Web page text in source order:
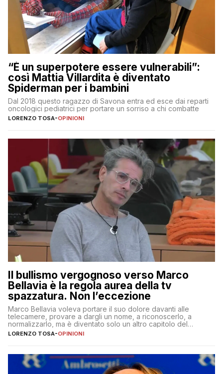
“È un superpotere essere vulnerabili”:
così Mattia Villardita è diventato
Spiderman per i bambini
Dal 2018 questo ragazzo di Savona entra ed esce dai reparti
oncologici pediatrici per portare un sorriso a chi combatte
LORENZO TOSA-OPINIONI
Il bullismo vergognoso verso Marco
Bellavia è la regola aurea della tv
spazzatura. Non l’eccezione
Marco Bellavia voleva portare il suo dolore davanti alle
telecamere, provare a dargli un nome, a riconoscerlo, a
normalizzarlo, ma è diventato solo un altro capitolo del
copione
LORENZO TOSA-OPINIONI